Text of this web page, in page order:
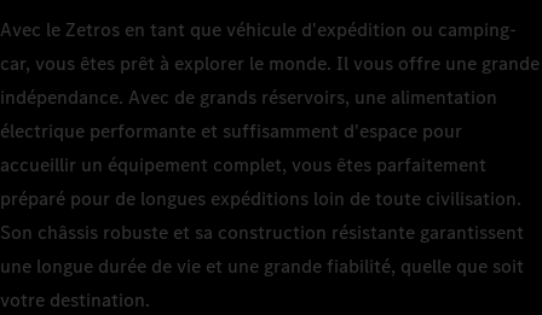
Avec le Zetros en tant que véhicule d'expédition ou camping-
car, vous êtes prêt à explorer le monde. Il vous offre une grande
indépendance. Avec de grands réservoirs, une alimentation
électrique performante et suffisamment d'espace pour
accueillir un équipement complet, vous êtes parfaitement
préparé pour de longues expéditions loin de toute civilisation.
Son châssis robuste et sa construction résistante garantissent
une longue durée de vie et une grande fiabilité, quelle que soit
votre destination.